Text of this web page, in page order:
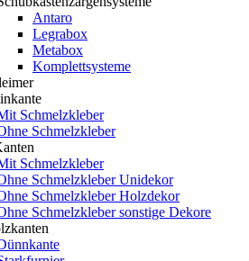
Antaro
Legrabox
Metabox
Komplettsysteme
Schmelzkleber
Schmelzkleber
Schmelzkleber
Schmelzkleber Unidekor
Schmelzkleber Holzdekor
Schmelzkleber sonstige Dekore